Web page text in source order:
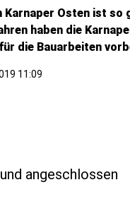
Karnaper Osten ist
haben die
die Bauarbeiten
11:09
angeschlossen